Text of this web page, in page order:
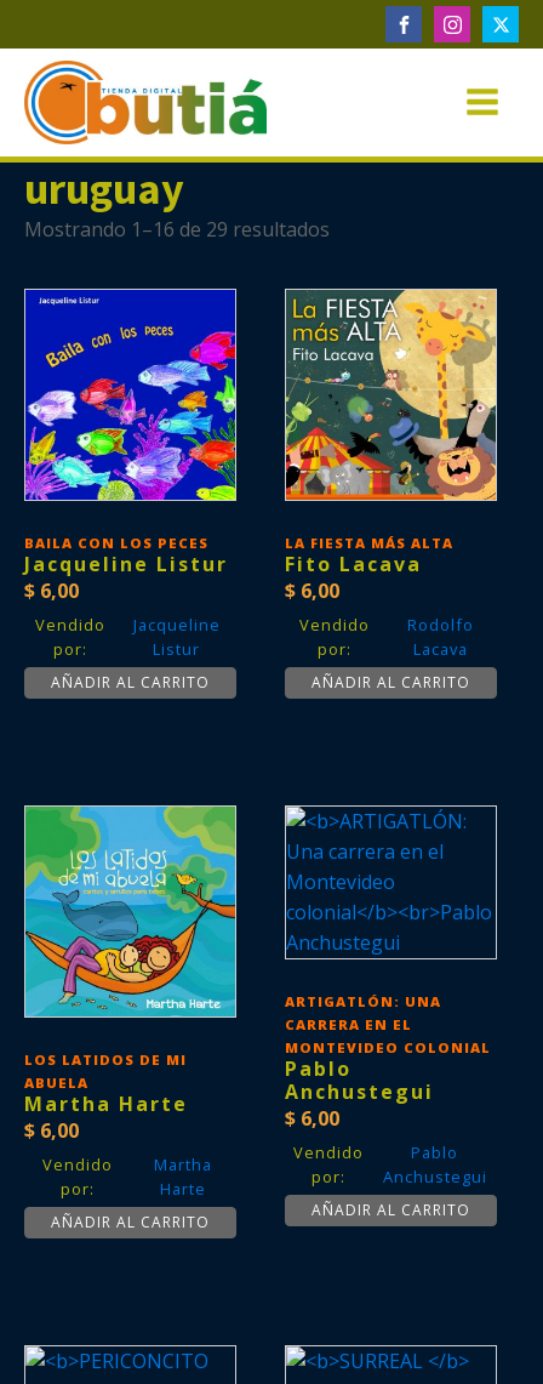
uruguay
Mostrando 1–16 de 29 resultados
BAILA CON LOS PECES
Jacqueline Listur
$ 6,00
Vendido
por:
Jacqueline
Listur
AÑADIR AL CARRITO
LA FIESTA MÁS ALTA
Fito Lacava
$ 6,00
Vendido
por:
Rodolfo
Lacava
AÑADIR AL CARRITO
LOS LATIDOS DE MI
ABUELA
Martha Harte
$ 6,00
Vendido
por:
Martha
Harte
AÑADIR AL CARRITO
ARTIGATLÓN: UNA
CARRERA EN EL
MONTEVIDEO COLONIAL
Pablo
Anchustegui
$ 6,00
Vendido
por:
Pablo
Anchustegui
AÑADIR AL CARRITO